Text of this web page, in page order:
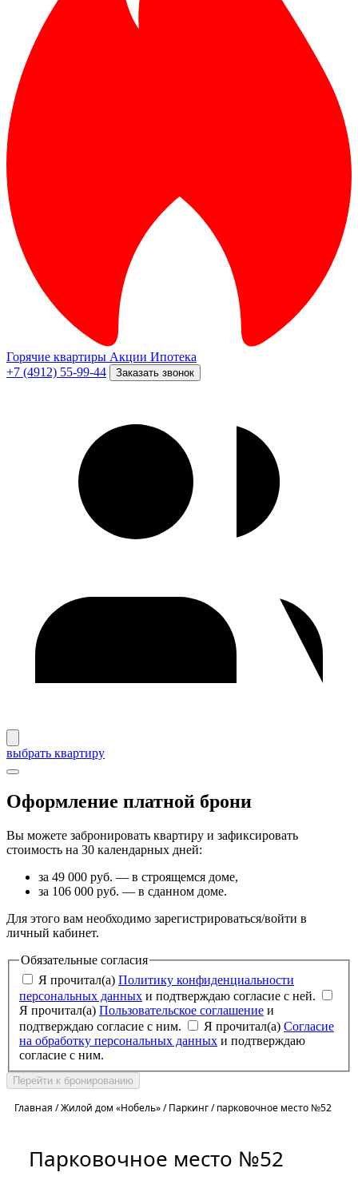
Горячие квартиры Акции Ипотека
+7 (4912) 55-99-44
Заказать звонок
выбрать квартиру
Оформление платной брони
Вы можете забронировать квартиру и зафиксировать
стоимость на 30 календарных дней:
за 49 000 руб. — в строящемся доме,
за 106 000 руб. — в сданном доме.
Для этого вам необходимо зарегистрироваться/войти в
личный кабинет.
Обязательные согласия
Я прочитал(а) Политику конфиденциальности
персональных данных и подтверждаю согласие с ней.
Я прочитал(а) Пользовательское соглашение
подтверждаю согласие с ним.
Я прочитал(а) Согласие
на обработку персональных данных
согласие с ним.
Перейти к бронированию
Главная /Жилой дом «Нобель»/Паркинг/парковочное место №52
Парковочное место №52